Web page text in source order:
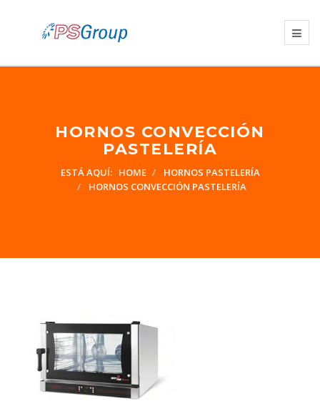
HORNOS CONVECCIÓN
PASTELERÍA
ESTÁ AQUÍ: HOME
HORNOS PASTELERÍA
HORNOS CONVECCIÓN PASTELERÍA